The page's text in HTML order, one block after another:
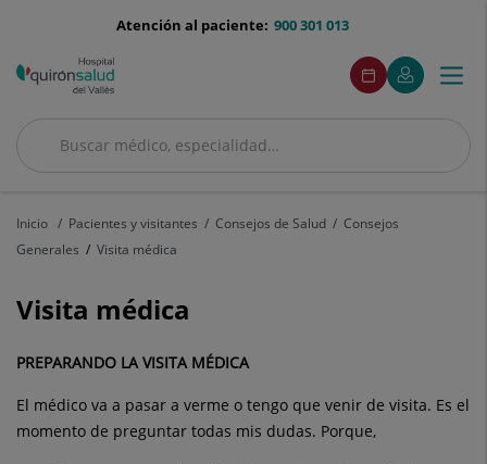
menu-
900 301 013
Atención al paciente:
Buscar
Buscar
menuAcceso
Pide
cita
Este
enlace
se
en
Mi
Quirónsalud
Este
enlace
se
en
ventana
Menú
Inicio Pacientes y visitantes Consejos de Salud
Consejos
Generales
Visita médica
Visita médica
PREPARANDO LA VISITA MÉDICA
El médico va a pasar a verme o tengo que venir de visita. Es el
momento de preguntar todas mis dudas. Porque,